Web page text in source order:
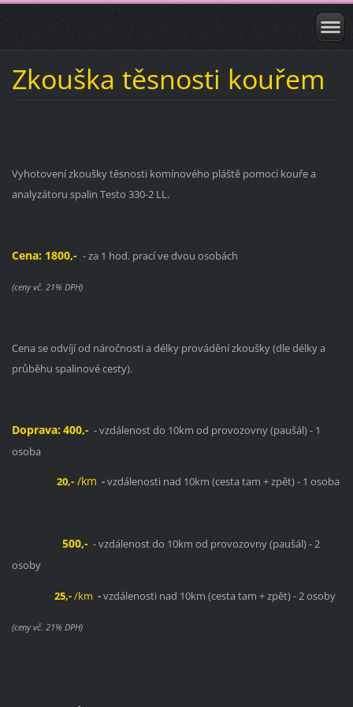
Zkouška těsnosti kouřem
Vyhotovení zkoušky těsnosti komínového pláště pomocí kouře a
analyzátoru spalin Testo 330-2 LL.
Cena: 1800,- - za 1 hod. prací ve dvou osobách
(ceny vč. 21% DPH)
Cena se odvíjí od náročnosti a délky provádění zkoušky (dle délky a
průběhu spalinové cesty).
Doprava: 400,- - vzdálenost do 10km od provozovny (paušál) - 1
osoba
20,-/km -vzdálenosti nad 10km (cesta tam + zpět) - 1 osoba
500,- - vzdálenost do 10km od provozovny (paušál) - 2
osoby
25,-/km -vzdálenosti nad 10km (cesta tam + zpět) - 2 osoby
(ceny vč. 21% DPH)